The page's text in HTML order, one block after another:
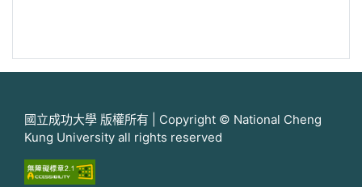
國立成功大學 版權所有 | Copyright © National Cheng
Kung University all rights reserved